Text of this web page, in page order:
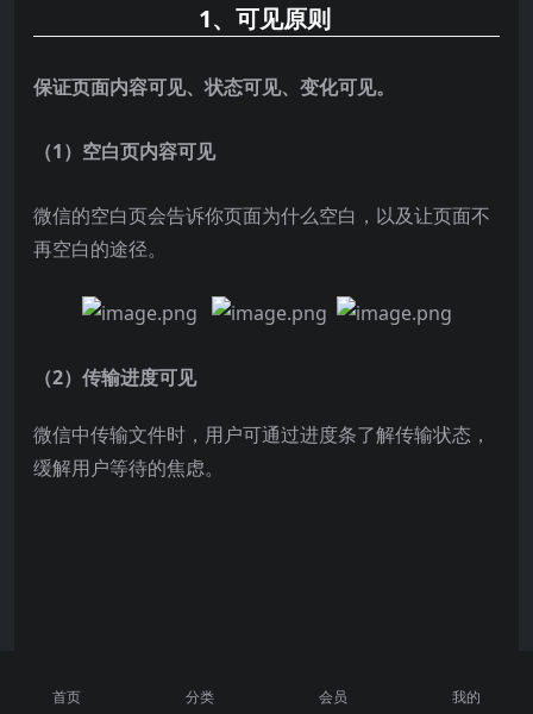
1、可见原则
保证页面内容可见、状态可见、变化可见。
（1）空白页内容可见
微信的空白页会告诉你页面为什么空白，以及让页面不
再空白的途径。
（2）传输进度可见
微信中传输文件时，用户可通过进度条了解传输状态，
缓解用户等待的焦虑。
首页 分类 会员 我的